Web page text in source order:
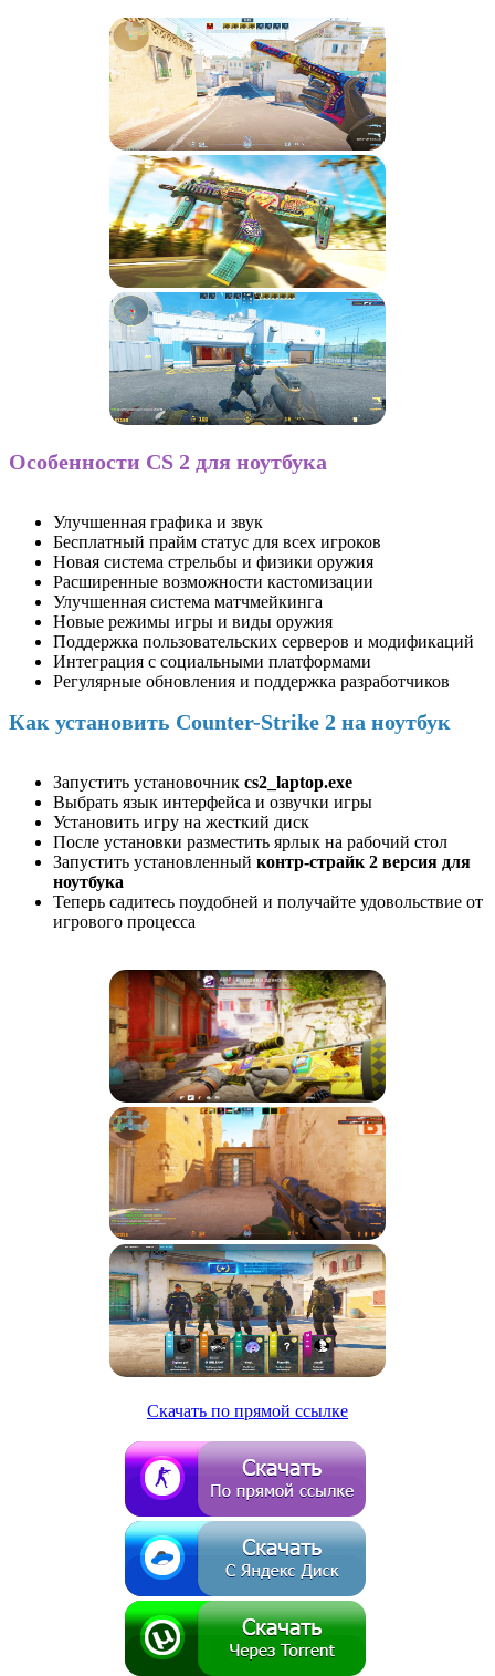
Особенности CS 2 для ноутбука
Улучшенная графика и звук
Бесплатный прайм статус для всех игроков
Новая система стрельбы и физики оружия
Расширенные возможности кастомизации
Улучшенная система матчмейкинга
Новые режимы игры и виды оружия
Поддержка пользовательских серверов и модификаций
Интеграция с социальными платформами
Регулярные обновления и поддержка разработчиков
Как установить Counter-Strike 2 на ноутбук
Запустить установочник cs2_laptop.exe
Выбрать язык интерфейса и озвучки игры
Установить игру на жесткий диск
После установки разместить ярлык на рабочий стол
Запустить установленный контр-страйк 2 версия для
ноутбука
Теперь садитесь поудобней и получайте удовольствие от
игрового процесса
Скачать по прямой ссылке